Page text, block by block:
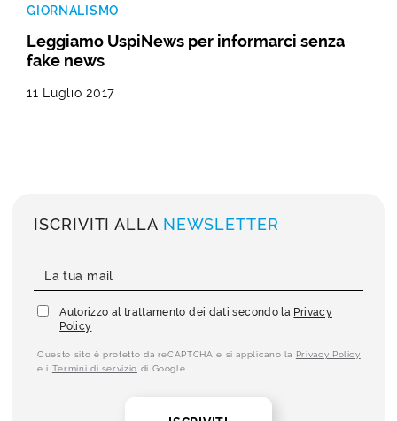
GIORNALISMO
Leggiamo UspiNews per informarci senza
fake news
11 Luglio 2017
ISCRIVITI ALLA NEWSLETTER
Autorizzo al trattamento dei dati secondo la Privacy
Policy
Questo sito è protetto da reCAPTCHA e si applicano la Privacy Policy
e i Termini di servizio di Google.